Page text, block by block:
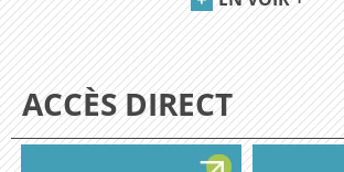
ACCÈS DIRECT